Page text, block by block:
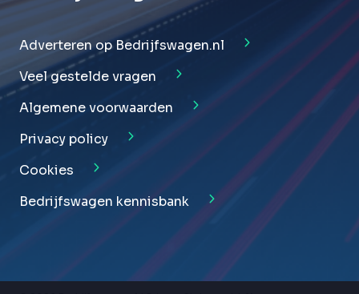
Adverteren op Bedrijfswagen.nl
Veel gestelde vragen
Algemene voorwaarden
Privacy policy
Cookies
Bedrijfswagen kennisbank